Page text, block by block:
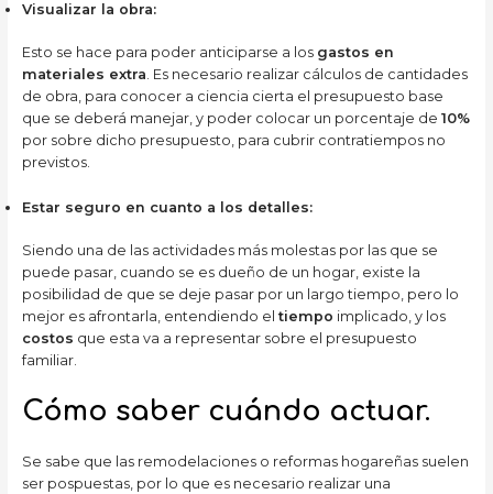
Visualizar la obra:
Esto se hace para poder anticiparse a los gastos en
materiales extra. Es necesario realizar cálculos de cantidades
de obra, para conocer a ciencia cierta el presupuesto base
que se deberá manejar, y poder colocar un porcentaje de 10%
por sobre dicho presupuesto, para cubrir contratiempos no
previstos.
Estar seguro en cuanto a los detalles:
Siendo una de las actividades más molestas por las que se
puede pasar, cuando se es dueño de un hogar, existe la
posibilidad de que se deje pasar por un largo tiempo, pero lo
mejor es afrontarla, entendiendo eltiempo implicado, y los
costos que esta va a representar sobre el presupuesto
familiar.
Cómo saber cuándo actuar.
Se sabe que las remodelaciones o reformas hogareñas suelen
ser pospuestas, por lo que es necesario realizar una